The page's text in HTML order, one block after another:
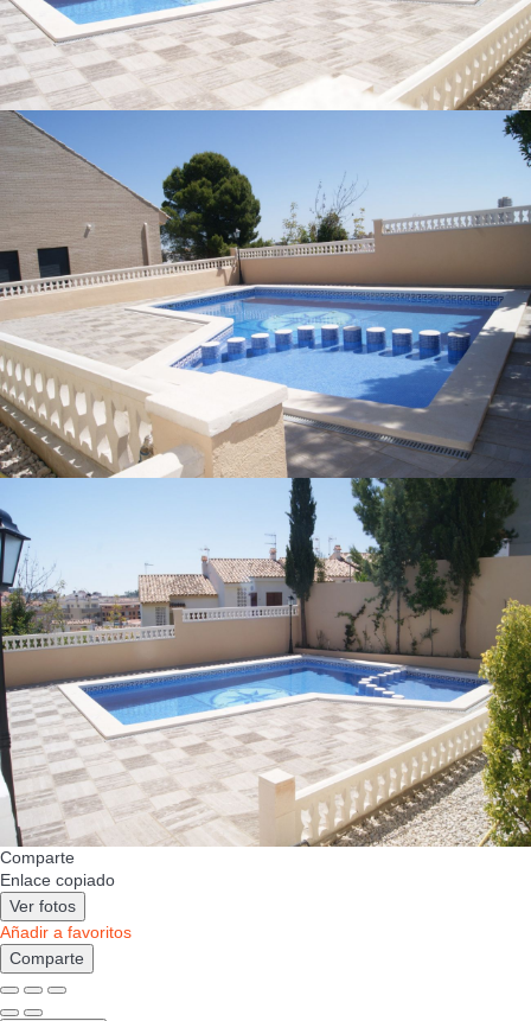
Comparte
Enlace copiado
Ver fotos
Añadir a favoritos
Comparte